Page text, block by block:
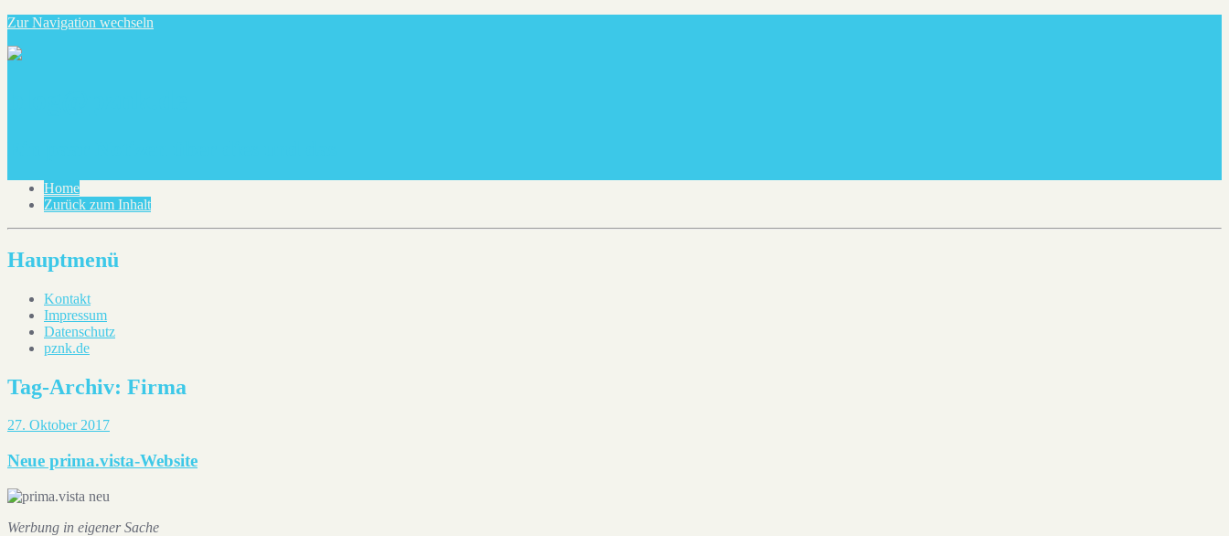
Zur Navigation wechseln
Home
Zurück zum Inhalt
Hauptmenü
Kontakt
Impressum
Datenschutz
pznk.de
Tag-Archiv: Firma
27. Oktober 2017
Neue prima.vista-Website
Werbung in eigener Sache